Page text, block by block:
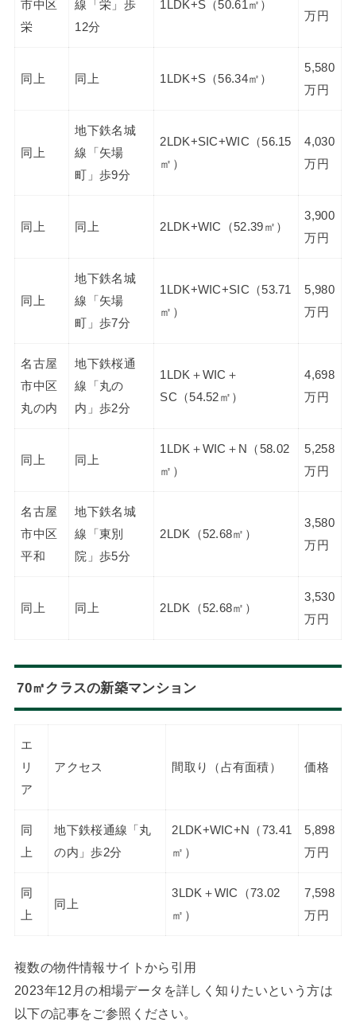
市中区
栄
線「栄」歩
12分
1LDK+S（50.61㎡）
万円
同上 同上 1LDK+S（56.34㎡）
5,580
万円
同上
地下鉄名城
線「矢場
町」歩9分
2LDK+SIC+WIC（56.15
㎡）
4,030
万円
同上 同上 2LDK+WIC（52.39㎡）
3,900
万円
同上
地下鉄名城
線「矢場
町」歩7分
1LDK+WIC+SIC（53.71
㎡）
5,980
万円
名古屋
市中区
丸の内
地下鉄桜通
線「丸の
内」歩2分
1LDK＋WIC＋
SC（54.52㎡）
4,698
万円
同上 同上
1LDK＋WIC＋N（58.02
㎡）
5,258
万円
名古屋
市中区
平和
地下鉄名城
線「東別
院」歩5分
2LDK（52.68㎡）
3,580
万円
同上 同上 2LDK（52.68㎡）
3,530
万円
70㎡クラスの新築マンション
エ
リ
ア
アクセス 間取り（占有面積） 価格
同
上
地下鉄桜通線「丸
の内」歩2分
2LDK+WIC+N（73.41
㎡）
5,898
万円
同
上
同上
3LDK＋WIC（73.02
㎡）
7,598
万円
複数の物件情報サイトから引用
2023年12月の相場データを詳しく知りたいという方は
以下の記事をご参照ください。